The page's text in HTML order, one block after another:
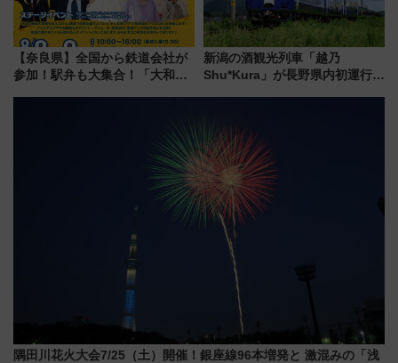
【奈良県】全国から鉄道会社が
参加！駅弁も大集合！「大和鉄
新潟の酒観光列車「越乃
Shu*Kura」が長野県内初運行！
隅田川花火大会7/25（土）開催！銀座線96本増発と 激混みの「浅